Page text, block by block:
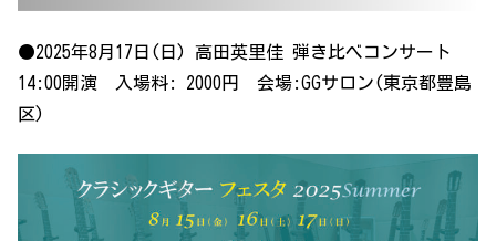
●2025年8月17日(日) 高田英里佳 弾き比べコンサート
14:00開演 入場料: 2000円 会場:GGサロン(東京都豊島
区)